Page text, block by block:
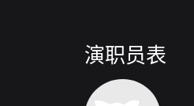
演职员表